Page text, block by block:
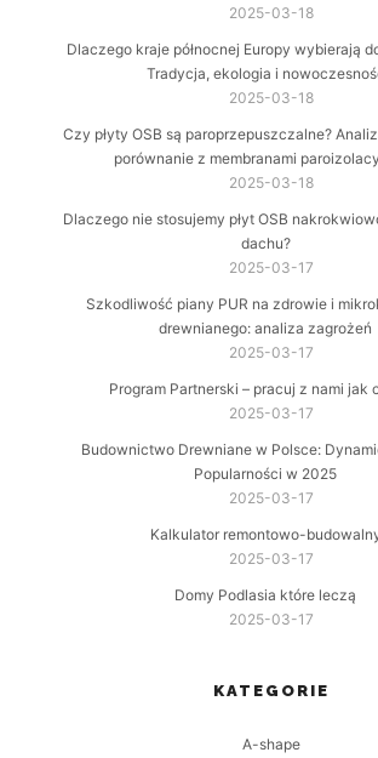
2025-03-18
Dlaczego kraje północnej Europy wybierają
Tradycja, ekologia i
2025-03-18
Czy płyty OSB są paroprzepuszczalne?
porównanie z membranami
2025-03-18
Dlaczego nie stosujemy płyt OSB
dachu?
2025-03-17
Szkodliwość piany PUR na zdrowie i
drewnianego: analiza zagrożeń
2025-03-17
Program Partnerski – pracuj z nami jak
2025-03-17
Budownictwo Drewniane w Polsce:
Popularności w 2025
2025-03-17
Kalkulator remontowo-
2025-03-17
Domy Podlasia które leczą
2025-03-17
KATEGORIE
A-shape